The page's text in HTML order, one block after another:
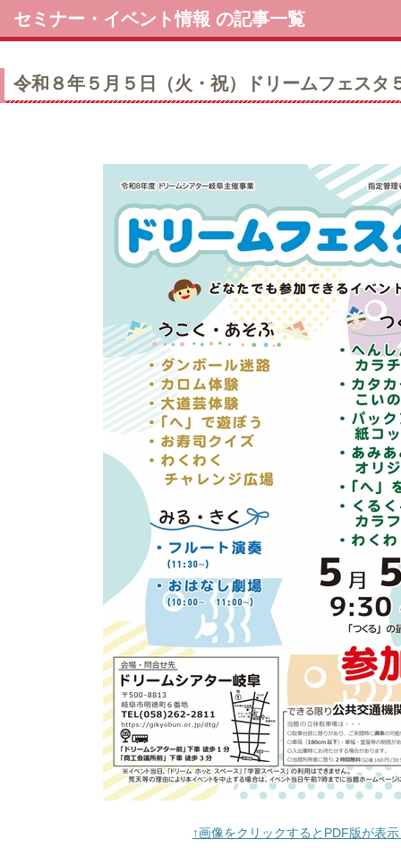
セミナー・イベント情報 の記事一覧
令和８年５月５日（火・祝）ドリームフェス
↑画像をクリックするとPDF版が表